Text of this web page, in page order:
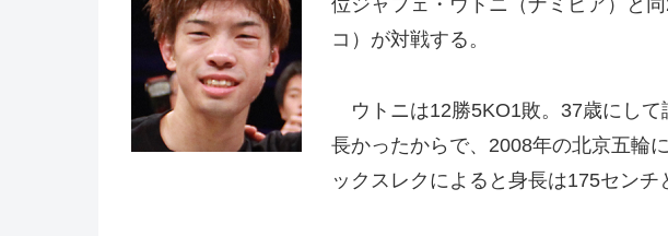
位ジャフェ・ウトニ（ナミビア）と
コ）が対戦する。
ウトニは12勝5KO1敗。37歳にして
長かったからで、2008年の北京五輪
ックスレクによると身長は175センチ